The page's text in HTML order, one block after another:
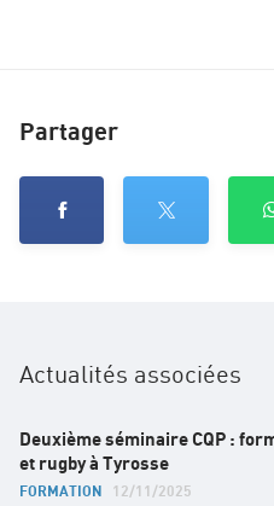
Partager
Actualités associées
Deuxième séminaire CQP :
et rugby à Tyrosse
FORMATION 12/11/2025